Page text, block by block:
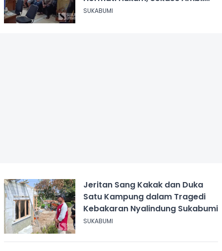
Alih Pelayanan
SUKABUMI
Jeritan Sang Kakak dan Duka
Satu Kampung dalam Tragedi
Kebakaran Nyalindung Sukabumi
SUKABUMI